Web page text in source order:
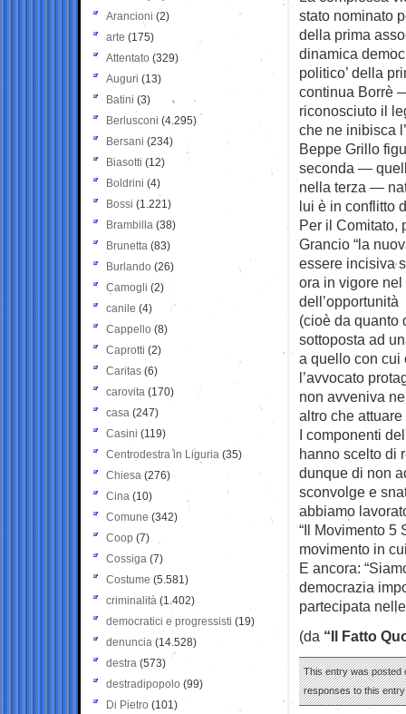
stato nominato
della prima
dinamica
politico’ della
continua Borrè
riconosciuto il
che ne inibisca
Beppe Grillo
seconda —
nella terza —
lui è in conflitto
Per il Comitato,
Grancio “la
essere incisiva
ora in vigore nel
(cioè da quanto
sottoposta ad
a quello con cui
l’avvocato
non avveniva
altro che
I componenti
hanno scelto di
dunque di non
sconvolge e
abbiamo
“Il Movimento 5
movimento in
E ancora:
democrazia
partecipata
(da “Il Fatto
This entry was posted
responses to this
Arancioni (2)
arte (175)
Attentato (329)
Auguri (13)
Batini (3)
Berlusconi (4.295)
Bersani (234)
Biasotti (12)
Boldrini (4)
Bossi (1.221)
Brambilla (38)
Brunetta (83)
Burlando (26)
Camogli (2)
canile (4)
Cappello (8)
Caprotti (2)
Caritas (6)
carovita (170)
casa (247)
Casini (119)
Centrodestra in Liguria (35)
Chiesa (276)
Cina (10)
Comune (342)
Coop (7)
Cossiga (7)
Costume (5.581)
criminalità (1.402)
democratici e progressisti (19)
denuncia (14.528)
destra (573)
destradipopolo (99)
Di Pietro (101)